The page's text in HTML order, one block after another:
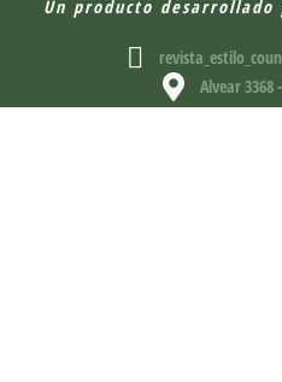
Un producto desarrollado
Alvear 3368